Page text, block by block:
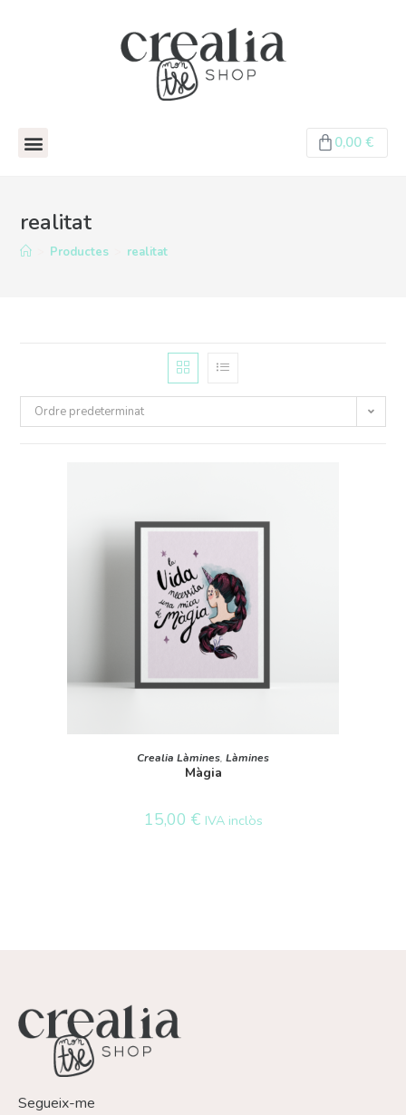
0,00 €
realitat
Productes realitat
Ordre predeterminat
AFEGEIX A LA CISTELLA
Crealia Làmines, Làmines
Màgia
15,00 € IVA inclòs
Segueix-me